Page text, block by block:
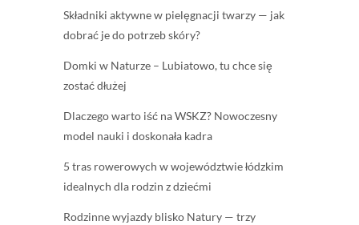
Składniki aktywne w pielęgnacji twarzy — jak
dobrać je do potrzeb skóry?
Domki w Naturze – Lubiatowo, tu chce się
zostać dłużej
Dlaczego warto iść na WSKZ? Nowoczesny
model nauki i doskonała kadra
5 tras rowerowych w województwie łódzkim
idealnych dla rodzin z dziećmi
Rodzinne wyjazdy blisko Natury — trzy